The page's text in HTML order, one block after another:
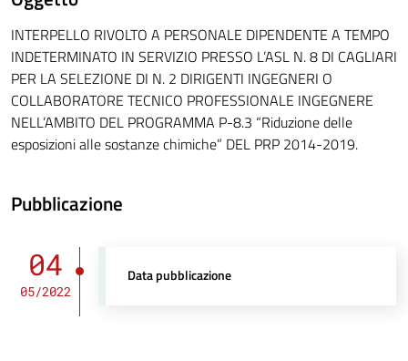
INTERPELLO RIVOLTO A PERSONALE DIPENDENTE A TEMPO
INDETERMINATO IN SERVIZIO PRESSO L’ASL N. 8 DI CAGLIARI
PER LA SELEZIONE DI N. 2 DIRIGENTI INGEGNERI O
COLLABORATORE TECNICO PROFESSIONALE INGEGNERE
NELL’AMBITO DEL PROGRAMMA P-8.3 “Riduzione delle
esposizioni alle sostanze chimiche” DEL PRP 2014-2019.
Pubblicazione
04
05/2022
Data pubblicazione